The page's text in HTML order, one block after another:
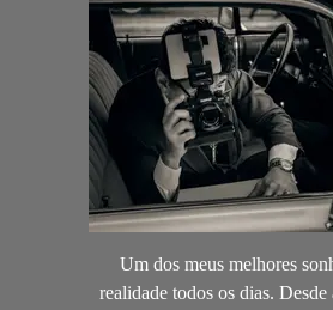
Um dos meus melhores
realidade todos os dias.